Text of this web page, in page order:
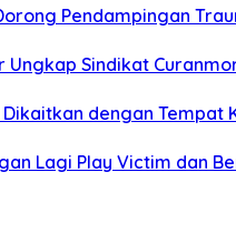
Pendampingan
Sindikat
dengan Tempat
Lagi Play Victim dan